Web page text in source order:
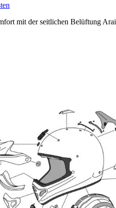
mit der seitlichen Belüftung